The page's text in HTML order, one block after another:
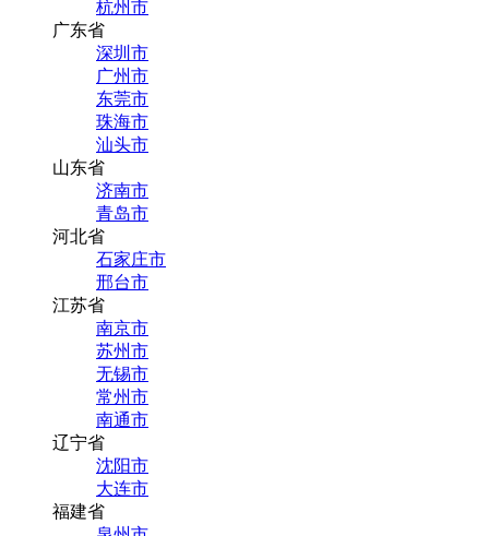
杭州市
广东省
深圳市
广州市
东莞市
珠海市
汕头市
山东省
济南市
青岛市
河北省
石家庄市
邢台市
江苏省
南京市
苏州市
无锡市
常州市
南通市
辽宁省
沈阳市
大连市
福建省